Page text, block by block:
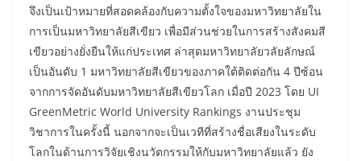
จึงเป็นเป้าหมายที่สอดคล้องกับความตั้งใจของมหาวิทยาลัยใน
การเป็นมหาวิทยาลัยสีเขียว เพื่อมีส่วนช่วยในการสร้างสังคมสี
เขียวอย่างยั่งยืนให้แก่ประเทศ ล่าสุดมหาวิทยาลัยวลัยลักษณ์
เป็นอันดับ 1 มหาวิทยาลัยสีเขียวของภาคใต้ติดต่อกัน 4 ปีซ้อน
จากการจัดอันดับมหาวิทยาลัยสีเขียวโลก เมื่อปี 2023 โดย UI
GreenMetric World University Rankings งานประชุม
วิชาการในครั้งนี้ นอกจากจะเป็นเวทีที่สร้างชื่อเสียงในระดับ
โลกในด้านการวิจัยเชิงนวัตกรรมให้กับมหาวิทยาลัยแล้ว ยัง